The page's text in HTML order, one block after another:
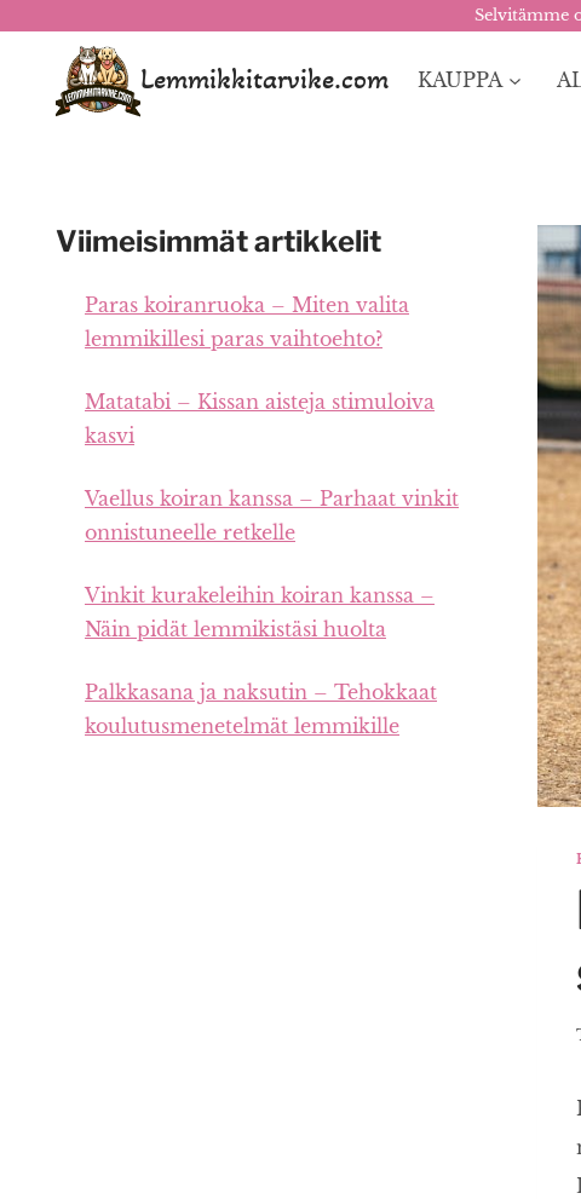
sisältöön
Selvitämme
Lemmikkitarvike.com KAUPPA
Viimeisimmät artikkelit
Paras koiranruoka – Miten valita
lemmikillesi paras vaihtoehto?
Matatabi – Kissan aisteja stimuloiva
kasvi
Vaellus koiran kanssa – Parhaat vinkit
onnistuneelle retkelle
Vinkit kurakeleihin koiran kanssa –
Näin pidät lemmikistäsi huolta
Palkkasana ja naksutin – Tehokkaat
koulutusmenetelmät lemmikille